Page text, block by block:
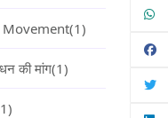
(1)
की मांग(1)